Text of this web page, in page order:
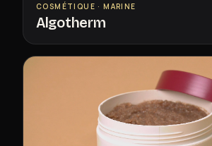
COSMÉTIQUE · MARINE
Algotherm